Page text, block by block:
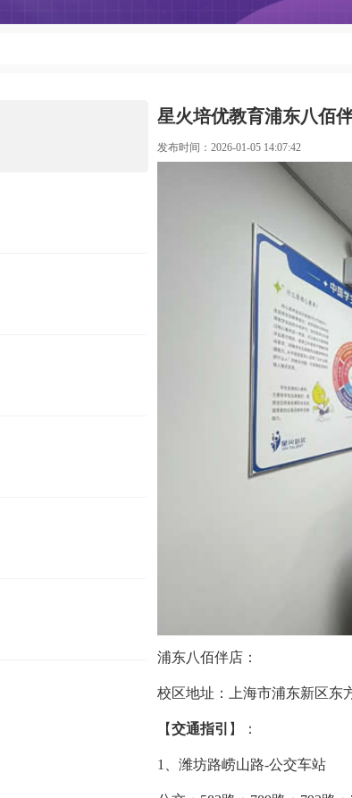
星火培优教育浦东八佰
发布时间：2026-01-05 14:07:42
浦东八佰伴店：
校区地址：上海市浦东新区东
【交通指引 】：
1、潍坊路崂山路-公交车站